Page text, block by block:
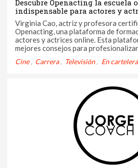
Descubre Openacting la escuela
indispensable para actores y
Virginia Cao
Virginia Cao, actriz y profesora
Openacting, una plataforma de
actores y actrices online. Esta
mejores consejos para
Cine Carrera Televisión En cartelera